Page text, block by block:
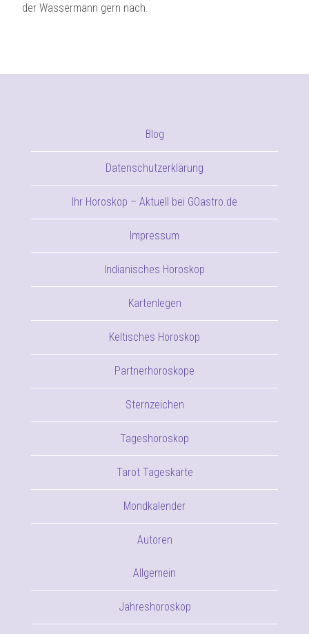
der Wassermann gern nach.
Blog
Datenschutzerklärung
Ihr Horoskop – Aktuell bei GOastro.de
Impressum
Indianisches Horoskop
Kartenlegen
Keltisches Horoskop
Partnerhoroskope
Sternzeichen
Tageshoroskop
Tarot Tageskarte
Mondkalender
Autoren
Allgemein
Jahreshoroskop